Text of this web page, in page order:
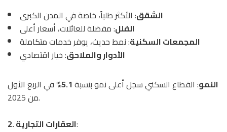
الشقق: الأكثر طلباً، خاصة في المدن الكبرى
الفلل: مفضلة للعائلات، أسعار أعلى
المجمعات السكنية: نمط حديث، يوفر خدمات متكاملة
الأدوار والملاحق: خيار اقتصادي
النمو: القطاع السكني سجل أعلى نمو بنسبة5.1% في الربع الأول
من 2025.
2. العقارات التجارية: